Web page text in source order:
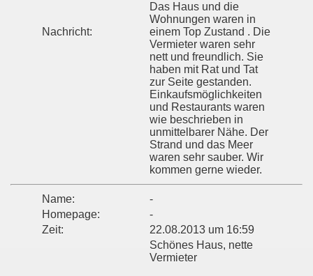
Nachricht:
Das Haus und die
Wohnungen waren in
einem Top Zustand . Die
Vermieter waren sehr
nett und freundlich. Sie
haben mit Rat und Tat
zur Seite gestanden.
Einkaufsmöglichkeiten
und Restaurants waren
wie beschrieben in
unmittelbarer Nähe. Der
Strand und das Meer
waren sehr sauber. Wir
kommen gerne wieder.
Name:
-
Homepage:
-
Zeit:
22.08.2013 um 16:59
Schönes Haus, nette
Vermieter